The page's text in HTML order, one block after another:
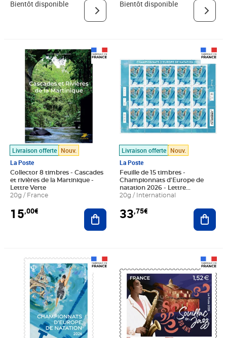
Bientôt disponible Lettre Internationale
Bientôt disponible
Livraison offerte Nouv.
La Poste
Collector 8 timbres - Cascades
et rivières de la Martinique -
Lettre Verte
20g / France
15,00€
Prix 15,00€
Ajouter au panier
Livraison offerte Nouv.
La Poste
Feuille de 15 timbres -
Championnats d'Europe de
natation 2026 - Lettre
Internationale
20g / International
33,75€
Prix 2,25€